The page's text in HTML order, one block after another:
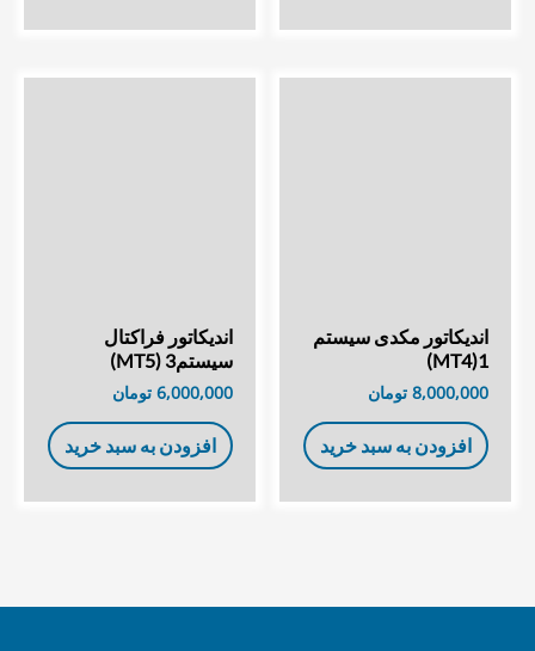
اندیکاتور مکدی سیستم
1(MT4)
8,000,000 تومان
افزودن به سبد خرید
اندیکاتور فراکتال
سیستم3 (MT5)
6,000,000 تومان
افزودن به سبد خرید